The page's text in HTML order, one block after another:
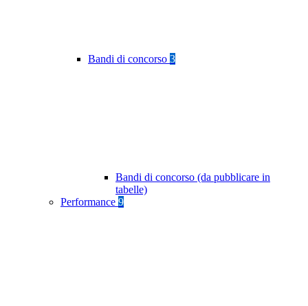
Bandi di concorso 3
Bandi di concorso (da pubblicare in
tabelle)
Performance 9